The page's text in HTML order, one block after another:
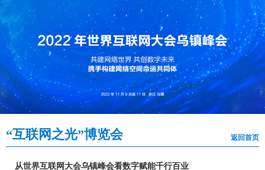
“互联网之光”博览会 返回首页
从世界互联网大会乌镇峰会看数字赋能千行百业